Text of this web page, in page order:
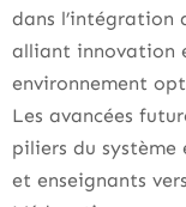
dans l’intégration
alliant innovation
environnement
Les avancées
piliers du système
et enseignants